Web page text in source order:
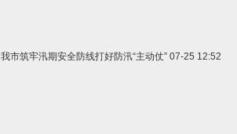
我市筑牢汛期安全防线打好防汛“主动仗” 07-25 12:52